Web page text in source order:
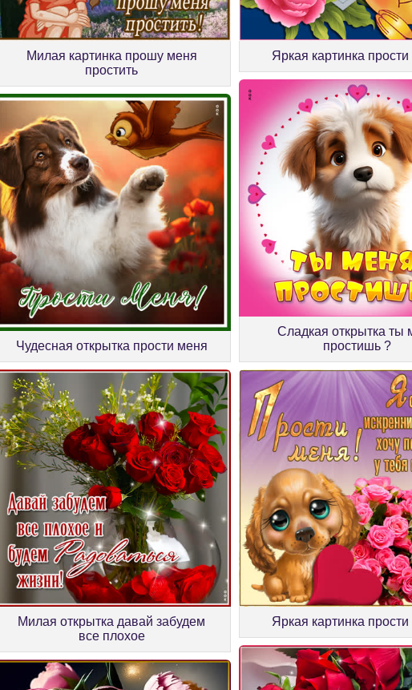
Милая картинка прошу меня
простить
Яркая картинка
Чудесная открытка прости меня
Сладкая открытка ты
простишь ?
Милая открытка давай забудем
все плохое
Яркая картинка